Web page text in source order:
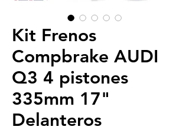
Kit Frenos
Compbrake AUDI
Q3 4 pistones
335mm 17"
Delanteros